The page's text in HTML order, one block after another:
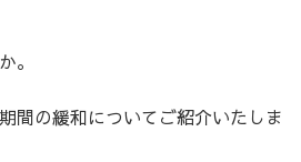
。
間の緩和についてご紹介いたしま